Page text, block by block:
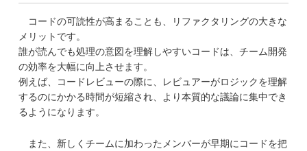
コードの可読性が高まることも、リファクタリングの大きな
メリットです。
誰が読んでも処理の意図を理解しやすいコードは、チーム開発
の効率を大幅に向上させます。
例えば、コードレビューの際に、レビュアーがロジックを理解
するのにかかる時間が短縮され、より本質的な議論に集中でき
るようになります。
また、新しくチームに加わったメンバーが早期にコードを把